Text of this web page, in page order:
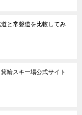
と常磐道を比較してみ
輪スキー場公式サイト